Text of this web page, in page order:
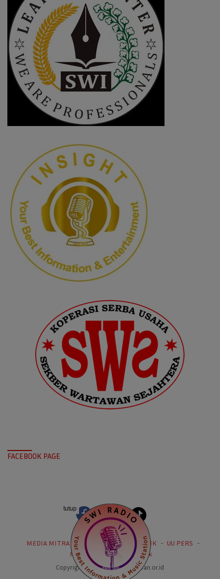
FACEBOOK PAGE
MEDIA MITRA KODE ETIK JURNALISTIK
UU PERS
PPMSS
PPRA
Kontak
Copyright 2021 sekberwartawan.or.id
tutup